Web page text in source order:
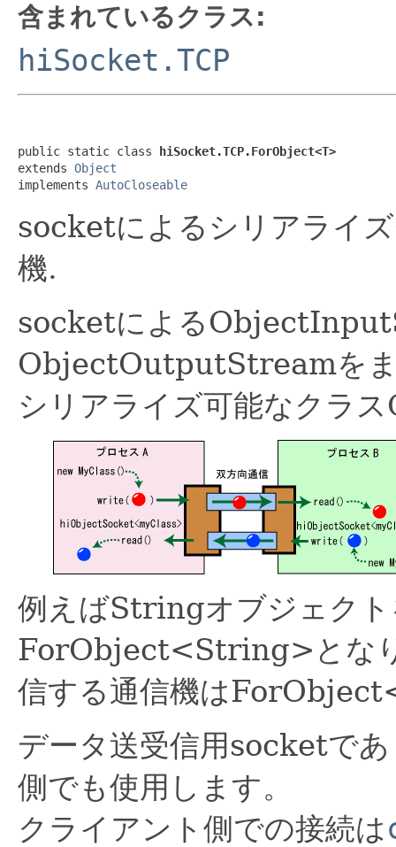
含まれているクラス:
hiSocket.TCP
public static class hiSocket.TCP.ForObject<T>
extends Object
implements AutoCloseable
socketによるシリアライ
機.
socketによる
ObjectOutputStreamを
シリアライズ可能なクラ
例えばStringオブジェクト
ForObject<String>とな
信する通信機は
データ送受信用socketで
側でも使用します。
クライアント側での接続は